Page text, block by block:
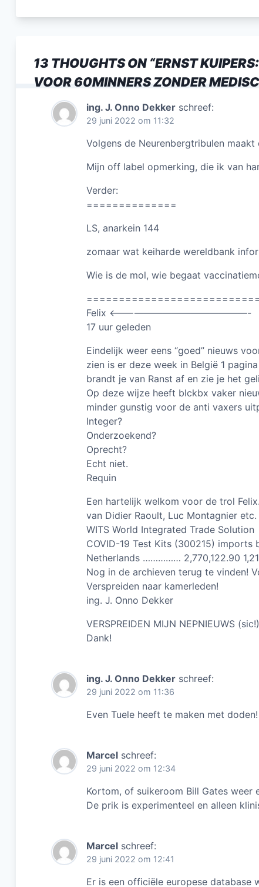
c
b
o
o
13 THOUGHTS ON “ERNST
VOOR 60MINNERS ZONDER
ing. J. Onno Dekker schreef:
29 juni 2022 om 11:32
Volgens de Neurenbergtribulen
Mijn off label opmerking, die ik van
Verder:
==============
LS, anarkein 144
zomaar wat keiharde wereldbank
Wie is de mol, wie begaat
Felix <———————————————-
17 uur geleden
Eindelijk weer eens “goed” nieuws
zien is er deze week in België 1
brandt je van Ranst af en zie je het
Op deze wijze heeft blckbx vaker
minder gunstig voor de anti vaxers
Integer?
Onderzoekend?
Oprecht?
Echt niet.
Requin
Een hartelijk welkom voor de trol
van Didier Raoult, Luc Montagnier etc.
WITS World Integrated Trade Solution
COVID-19 Test Kits (300215) imports
Netherlands …………… 2,770,122.90
Nog in de archieven terug te vinden!
Verspreiden naar kamerleden!
ing. J. Onno Dekker
VERSPREIDEN MIJN NEPNIEUWS
Dank!
ing. J. Onno Dekker schreef:
29 juni 2022 om 11:36
Even Tuele heeft te maken met doden!
Marcel schreef:
29 juni 2022 om 12:34
Kortom, of suikeroom Bill Gates
De prik is experimenteel en alleen
Marcel schreef:
29 juni 2022 om 12:41
Er is een officiële europese database